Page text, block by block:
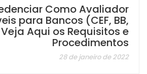
Como Avaliador
para Bancos (CEF, BB,
Veja Aqui os Requisitos e
Procedimentos
28 de janeiro de 2022